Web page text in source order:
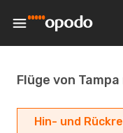
Flüge von
Hin- und